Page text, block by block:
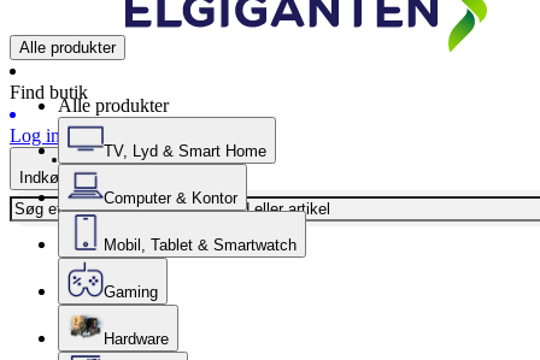
Alle produkter
Find butik
Log ind
Indkøbskurv
Alle produkter
TV, Lyd & Smart Home
Computer & Kontor
Mobil, Tablet & Smartwatch
Gaming
Hardware